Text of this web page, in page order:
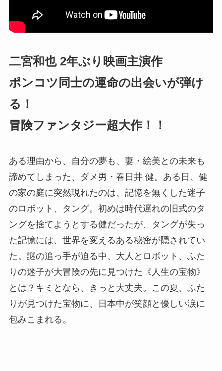
二宮和也 2年ぶり映画主演作
ポンコツ同士の運命の出会いが弾け
る！
冒険ファンタジー超大作！！
ある理由から、自分の夢も、妻・絵美との未来も
諦めてしまった、ダメ男・春日井 健。ある日、健
の家の庭に突然現れたのは、記憶を無くした迷子
のロボット、タング。初めは時代遅れの旧式のタ
ングを捨てようとする健だったが、タングが失っ
た記憶には、世界を変えるある秘密が隠されてい
た。謎の追っ手が迫る中、大人とロボット、ふた
りの迷子が大冒険の先に見つけた《人生の宝物》
とは？キミとなら、きっと大丈夫。この夏、ふた
りが見つけた宝物に、日本中が笑顔と優しい涙に
包みこまれる。